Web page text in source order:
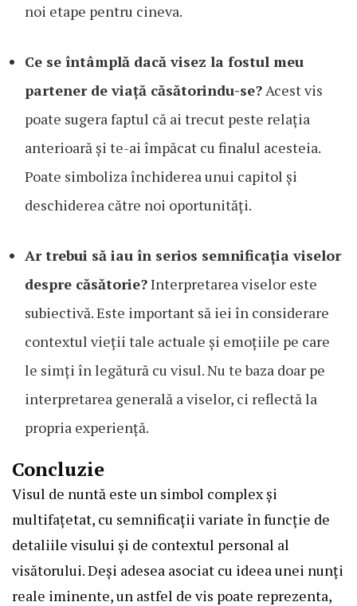
noi etape pentru cineva.
Ce se întâmplă dacă visez la fostul meu
partener de viață căsătorindu-se? Acest vis
poate sugera faptul că ai trecut peste relația
anterioară și te-ai împăcat cu finalul acesteia.
Poate simboliza închiderea unui capitol și
deschiderea către noi oportunități.
Ar trebui să iau în serios semnificația viselor
despre căsătorie?Interpretarea viselor este
subiectivă. Este important să iei în considerare
contextul vieții tale actuale și emoțiile pe care
le simți în legătură cu visul. Nu te baza doar pe
interpretarea generală a viselor, ci reflectă la
propria experiență.
Concluzie
Visul de nuntă este un simbol complex și
multifațetat, cu semnificații variate în funcție de
detaliile visului și de contextul personal al
visătorului. Deși adesea asociat cu ideea unei nunți
reale iminente, un astfel de vis poate reprezenta,